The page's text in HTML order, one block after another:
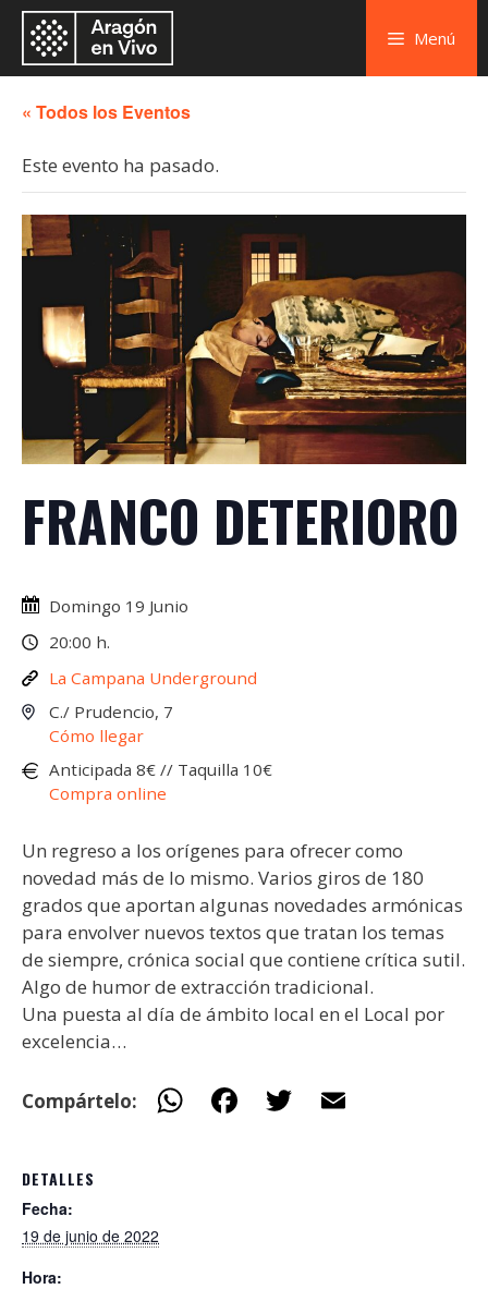
Menú
« Todos los Eventos
Este evento ha pasado.
FRANCO DETERIORO
Domingo 19 Junio
20:00 h.
La Campana Underground
C./ Prudencio, 7
Cómo llegar
Anticipada 8€ // Taquilla 10€
Compra online
Un regreso a los orígenes para ofrecer como
novedad más de lo mismo. Varios giros de 180
grados que aportan algunas novedades armónicas
para envolver nuevos textos que tratan los temas
de siempre, crónica social que contiene crítica sutil.
Algo de humor de extracción tradicional.
Una puesta al día de ámbito local en el Local por
excelencia…
Compártelo: W
DETALLES
Fecha:
19 de junio de 2022
Hora: